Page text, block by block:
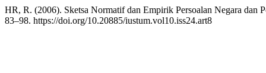
HR, R. (2006). Sketsa Normatif dan Empirik Persoalan Negara dan
83–98. https://doi.org/10.20885/iustum.vol10.iss24.art8